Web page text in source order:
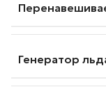
Генератор